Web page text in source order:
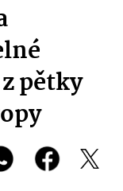
pětky